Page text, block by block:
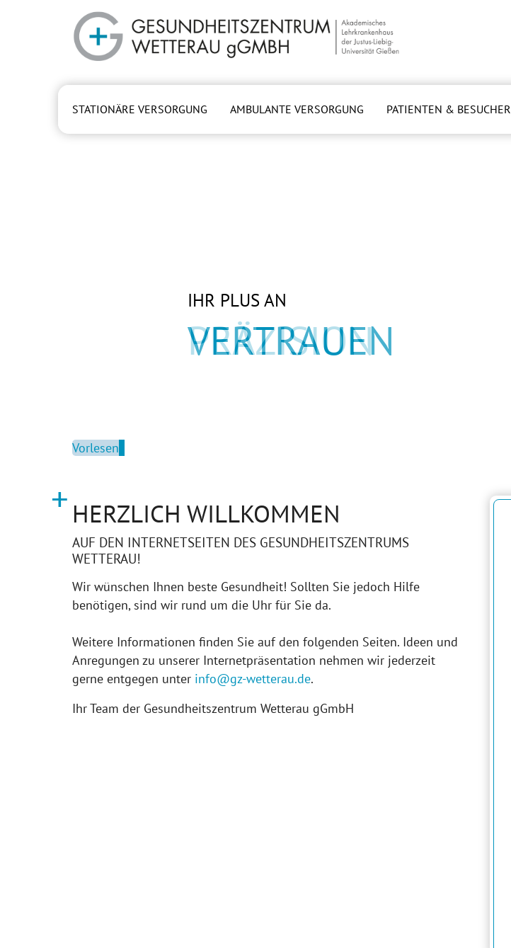
Zum Hauptinhalt springen
STATIONÄRE VERSORGUNG AMBULANTE VERSORGUNG PATIENTEN & BESUCHER
IHR PLUS AN
VERTRAUEN
Vorlesen
HERZLICH WILLKOMMEN
AUF DEN INTERNETSEITEN DES GESUNDHEITSZENTRUMS
WETTERAU!
Wir wünschen Ihnen beste Gesundheit! Sollten Sie jedoch Hilfe
benötigen, sind wir rund um die Uhr für Sie da.
Weitere Informationen finden Sie auf den folgenden Seiten. Ideen und
Anregungen zu unserer Internetpräsentation nehmen wir jederzeit
gerne entgegen unter info@gz-wetterau.de.
Ihr Team der Gesundheitszentrum Wetterau gGmbH